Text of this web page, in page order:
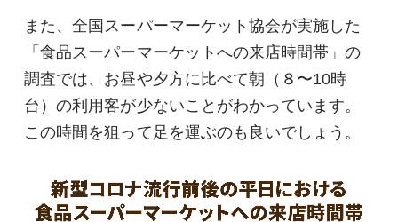
また、全国スーパーマーケット協会が実施した
「食品スーパーマーケットへの来店時間帯」の
調査では、お昼や夕方に比べて朝（８〜10時
台）の利用客が少ないことがわかっています。
この時間を狙って足を運ぶのも良いでしょう。